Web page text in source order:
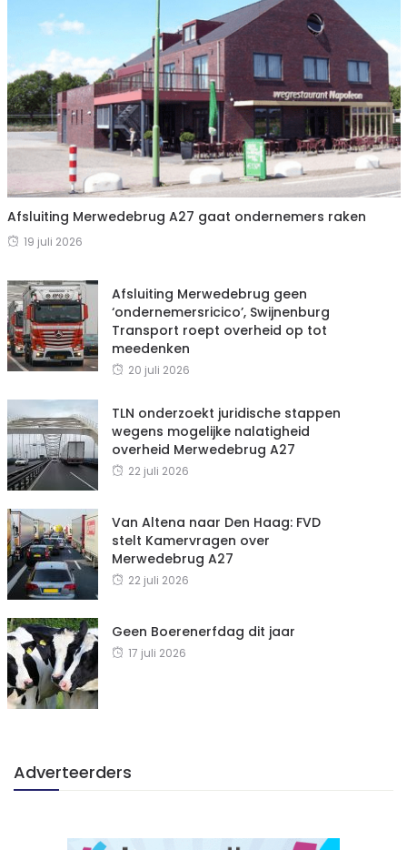
Afsluiting Merwedebrug A27 gaat ondernemers raken
19 juli 2026
Afsluiting Merwedebrug geen
‘ondernemersricico’, Swijnenburg
Transport roept overheid op tot
meedenken
20 juli 2026
TLN onderzoekt juridische stappen
wegens mogelijke nalatigheid
overheid Merwedebrug A27
22 juli 2026
Van Altena naar Den Haag: FVD
stelt Kamervragen over
Merwedebrug A27
22 juli 2026
Geen Boerenerfdag dit jaar
17 juli 2026
Adverteerders